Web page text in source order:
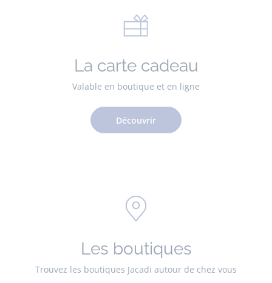
La carte cadeau
Valable en boutique et en ligne
Découvrir
Les boutiques
Trouvez les boutiques Jacadi autour de chez vous